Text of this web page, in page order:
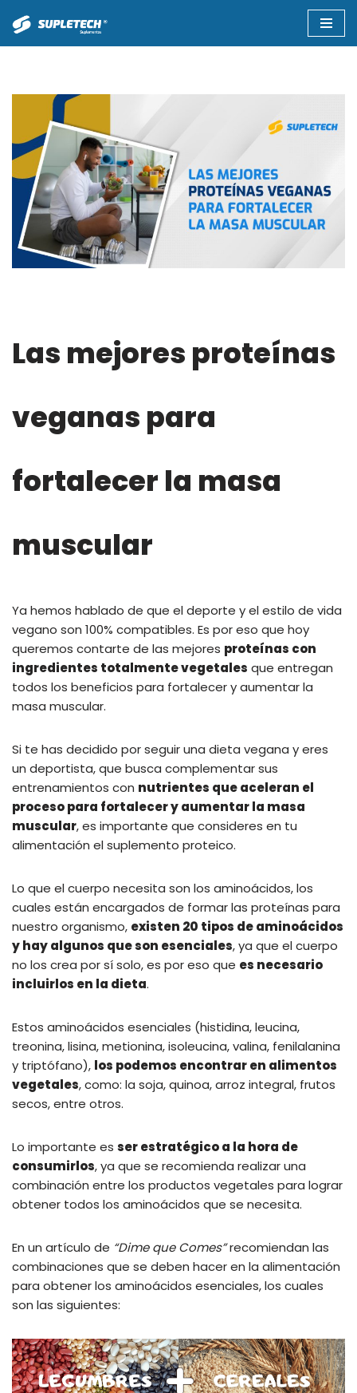
Saltar
Las mejores proteínas
veganas para
fortalecer la masa
muscular
Ya hemos hablado de que el deporte y el estilo de vida
vegano son 100% compatibles. Es por eso que hoy
queremos contarte de las mejores proteínas con
ingredientes totalmente vegetales que entregan
todos los beneficios para fortalecer y aumentar la
masa muscular.
Si te has decidido por seguir una dieta vegana y eres
un deportista, que busca complementar sus
entrenamientos con nutrientes que aceleran el
proceso para fortalecer y aumentar la masa
muscular, es importante que consideres en tu
alimentación el suplemento proteico.
Lo que el cuerpo necesita son los aminoácidos, los
cuales están encargados de formar las proteínas para
nuestro organismo, existen 20 tipos de aminoácidos
y hay algunos que son esenciales, ya que el cuerpo
no los crea por sí solo, es por eso que es necesario
incluirlos en la dieta.
Estos aminoácidos esenciales (histidina, leucina,
treonina, lisina, metionina, isoleucina, valina, fenilalanina
y triptófano), los podemos encontrar en alimentos
vegetales, como: la soja, quinoa, arroz integral, frutos
secos, entre otros.
Lo importante es ser estratégico a la hora de
consumirlos, ya que se recomienda realizar una
combinación entre los productos vegetales para lograr
obtener todos los aminoácidos que se necesita.
En un artículo de “Dime que Comes”recomiendan las
combinaciones que se deben hacer en la alimentación
para obtener los aminoácidos esenciales, los cuales
son las siguientes: